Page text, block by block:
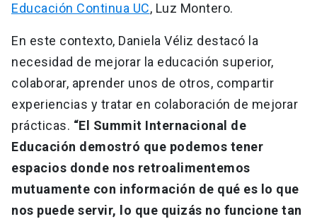
Educación Continua UC, Luz Montero.
En este contexto, Daniela Véliz destacó la
necesidad de mejorar la educación superior,
colaborar, aprender unos de otros, compartir
experiencias y tratar en colaboración de mejorar
prácticas. “El Summit Internacional de
Educación demostró que podemos tener
espacios donde nos retroalimentemos
mutuamente con información de qué es lo que
nos puede servir, lo que quizás no funcione tan